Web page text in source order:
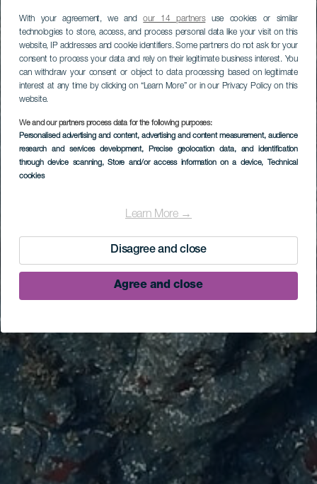
With your agreement, we andour 14 partnersuse cookies or similar
technologies to store, access, and process personal data like your visit on this
website, IP addresses and cookie identifiers. Some partners do not ask for your
consent to process your data and rely on their legitimate business interest. You
can withdraw your consent or object to data processing based on legitimate
interest at any time by clicking on “Learn More” or in our Privacy Policy on this
website.
We and our partners process data for the following purposes:
Personalised advertising and content, advertising and content measurement, audience
research and services development, Precise geolocation data, and identification
through device scanning, Store and/or access information on a device, Technical
cookies
Learn More →
Disagree and close
Agree and close